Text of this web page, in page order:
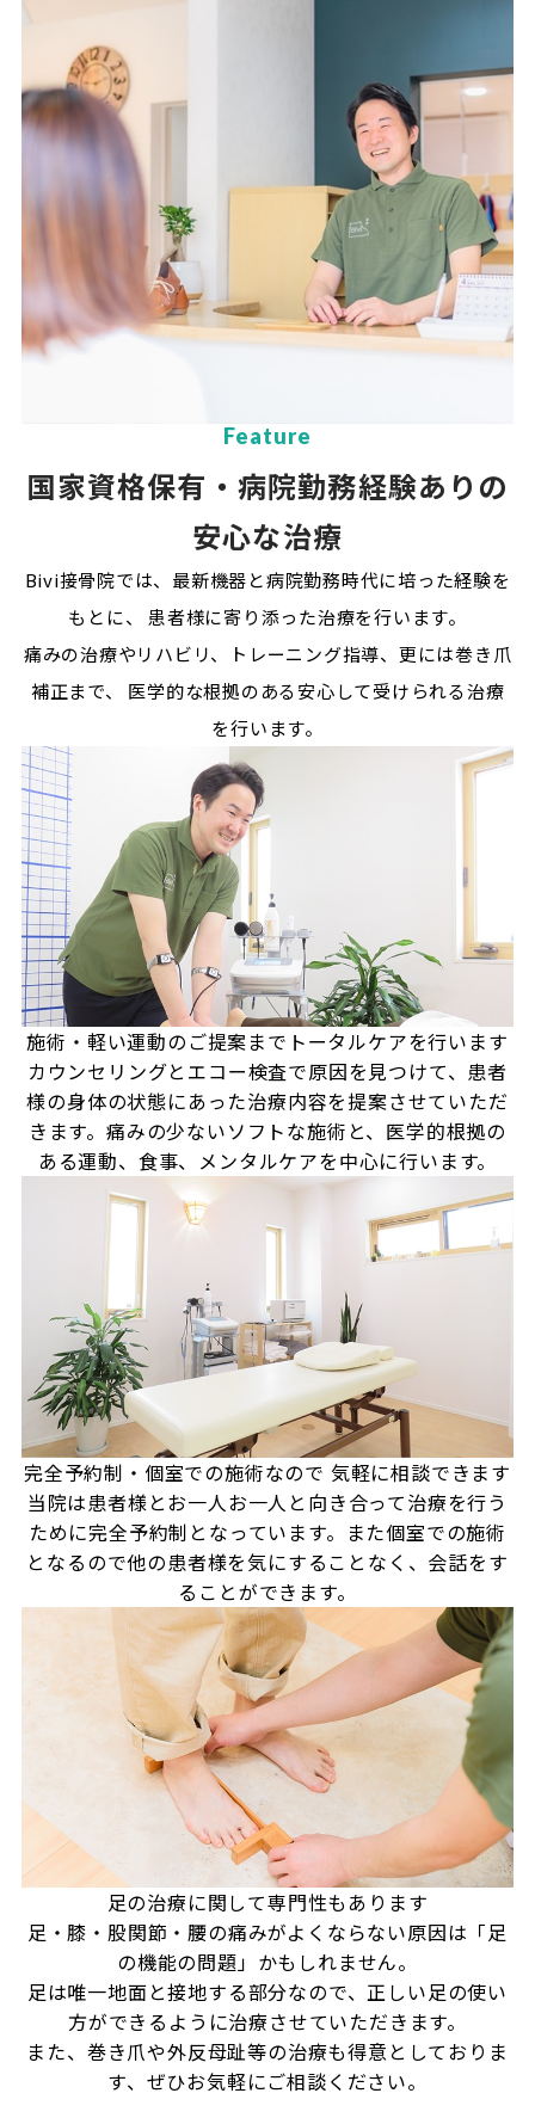
Feature
国家資格保有・病院勤務経験ありの
安心な治療
Bivi接骨院では、最新機器と病院勤務時代に培った経験を
もとに、
患者様に寄り添った治療を行います。
痛みの治療やリハビリ、トレーニング指導、更には巻き爪
補正まで、
医学的な根拠のある安心して受けられる治療
を行います。
施術・軽い運動のご提案まで トータルケアを行います
カウンセリングとエコー検査で原因を見つけて、患者
様の身体の状態にあった治療内容を提案させていただ
きます。痛みの少ないソフトな施術と、医学的根拠の
ある運動、食事、メンタルケアを中心に行います。
完全予約制・個室での施術なので 気軽に相談できます
当院は患者様とお一人お一人と向き合って治療を行う
ために完全予約制となっています。また個室での施術
となるので他の患者様を気にすることなく、会話をす
ることができます。
足の治療に関して専門性もあります
足・膝・股関節・腰の痛みがよくならない原因は「足
の機能の問題」かもしれません。
足は唯一地面と接地する部分なので、正しい足の使い
方ができるように治療させていただきます。
また、巻き爪や外反母趾等の治療も得意としておりま
す、ぜひお気軽にご相談ください。